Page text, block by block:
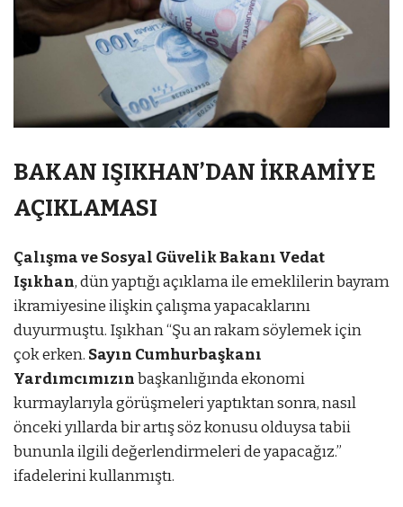
BAKAN IŞIKHAN’DAN İKRAMİYE
AÇIKLAMASI
Çalışma ve Sosyal Güvelik Bakanı Vedat
Işıkhan, dün yaptığı açıklama ile emeklilerin bayram
ikramiyesine ilişkin çalışma yapacaklarını
duyurmuştu. Işıkhan “Şu an rakam söylemek için
çok erken. Sayın Cumhurbaşkanı
Yardımcımızınbaşkanlığında ekonomi
kurmaylarıyla görüşmeleri yaptıktan sonra, nasıl
önceki yıllarda bir artış söz konusu olduysa tabii
bununla ilgili değerlendirmeleri de yapacağız.”
ifadelerini kullanmıştı.